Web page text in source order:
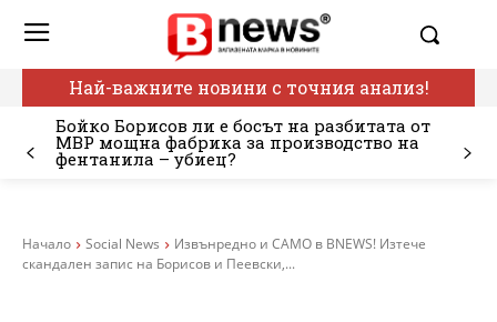
Най-важните новини с точния анализ!
Бойко Борисов ли е босът на разбитата от
МВР мощна фабрика за производство на
фентанила – убиец?
Начало Social News
Извънредно и САМО в BNEWS! Изтече
скандален запис на Борисов и Пеевски,...